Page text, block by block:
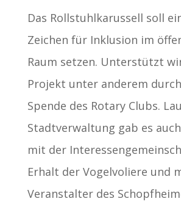
Das Rollstuhlkarussell soll
Zeichen für Inklusion im
Raum setzen. Unterstützt
Projekt unter anderem
Spende des Rotary Clubs.
Stadtverwaltung gab es
mit der
Erhalt der Vogelvoliere und
Veranstalter des